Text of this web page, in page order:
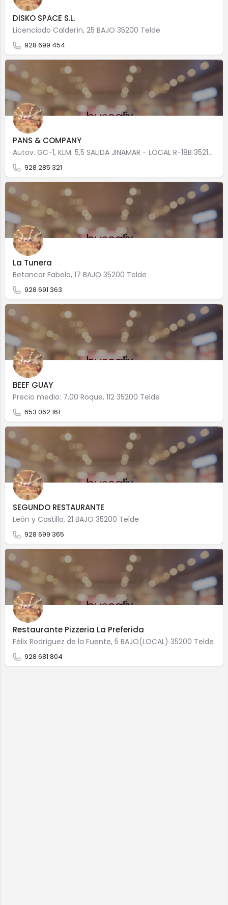
DISKO SPACE S.L.
Licenciado Calderín, 25 BAJO 35200 Telde
928 699 454
PANS & COMPANY
Autov. GC-1, KLM. 5,5 SALIDA JINAMAR - LOCAL R-18B 35219 Telde
928 285 321
La Tunera
Betancor Fabelo, 17 BAJO 35200 Telde
928 691 363
BEEF GUAY
Precio medio: 7,00 Roque, 112 35200 Telde
653 062 161
SEGUNDO RESTAURANTE
León y Castillo, 21 BAJO 35200 Telde
928 699 365
Restaurante Pizzeria La Preferida
Félix Rodríguez de la Fuente, 5 BAJO(LOCAL) 35200 Telde
928 681 804